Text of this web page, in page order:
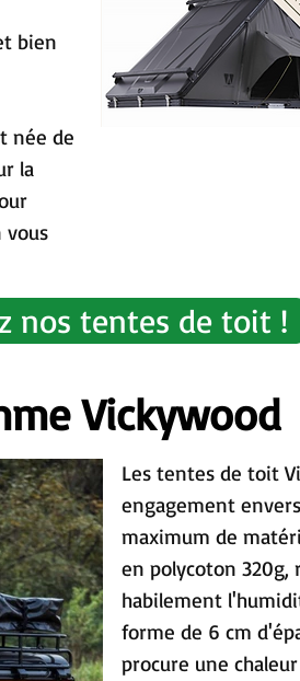
bien
née de
la
nos tentes de toit !
Vickywood
Les tentes de toit
engagement
maximum de
en polycoton 320g,
habilement
forme de 6 cm
procure une